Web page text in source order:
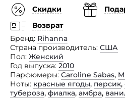
Скидки
Возврат
Бренд Rihanna
Страна производитель США
Пол Женский
Год выпуска 2010
Парфюмеры Caroline Sabas,
Ноты красные ягоды, персик,
тубероза, фиалка, амбра,